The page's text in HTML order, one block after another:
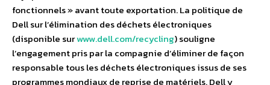
fonctionnels » avant toute exportation. La politique de
Dell sur l’élimination des déchets électroniques
(disponible surwww.dell.com/recycling) souligne
l’engagement pris par la compagnie d’éliminer de façon
responsable tous les déchets électroniques issus de ses
programmes mondiaux de reprise de matériels. Dell y